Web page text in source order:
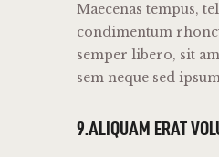
Maecenas tempus,
condimentum
semper libero, sit
sem neque sed
9.ALIQUAM ERAT